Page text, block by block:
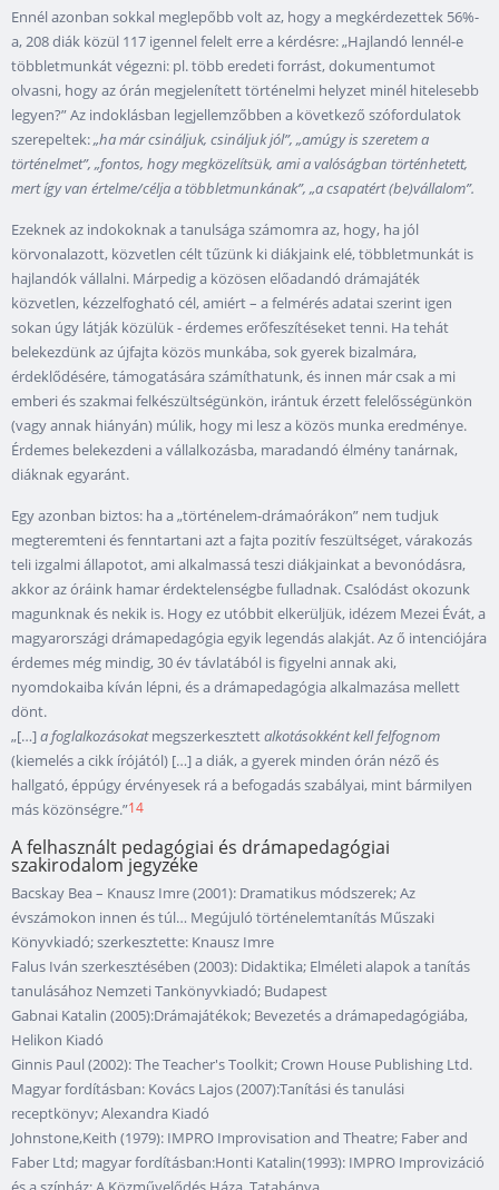
Ennél azonban sokkal meglepőbb volt az, hogy a megkérdezettek 56%-
a, 208 diák közül 117 igennel felelt erre a kérdésre: „Hajlandó lennél-e
többletmunkát végezni: pl. több eredeti forrást, dokumentumot
olvasni, hogy az órán megjelenített történelmi helyzet minél hitelesebb
legyen?” Az indoklásban legjellemzőbben a következő szófordulatok
szerepeltek:„ha már csináljuk, csináljuk jól”, „amúgy is szeretem a
történelmet”, „fontos, hogy megközelítsük, ami a valóságban történhetett,
mert így van értelme/célja a többletmunkának”, „a csapatért (be)vállalom”.
Ezeknek az indokoknak a tanulsága számomra az, hogy, ha jól
körvonalazott, közvetlen célt tűzünk ki diákjaink elé, többletmunkát is
hajlandók vállalni. Márpedig a közösen előadandó drámajáték
közvetlen, kézzelfogható cél, amiért – a felmérés adatai szerint igen
sokan úgy látják közülük - érdemes erőfeszítéseket tenni. Ha tehát
belekezdünk az újfajta közös munkába, sok gyerek bizalmára,
érdeklődésére, támogatására számíthatunk, és innen már csak a mi
emberi és szakmai felkészültségünkön, irántuk érzett felelősségünkön
(vagy annak hiányán) múlik, hogy mi lesz a közös munka eredménye.
Érdemes belekezdeni a vállalkozásba, maradandó élmény tanárnak,
diáknak egyaránt.
Egy azonban biztos: ha a „történelem-drámaórákon” nem tudjuk
megteremteni és fenntartani azt a fajta pozitív feszültséget, várakozás
teli izgalmi állapotot, ami alkalmassá teszi diákjainkat a bevonódásra,
akkor az óráink hamar érdektelenségbe fulladnak. Csalódást okozunk
magunknak és nekik is. Hogy ez utóbbit elkerüljük, idézem Mezei Évát, a
magyarországi drámapedagógia egyik legendás alakját. Az ő intenciójára
érdemes még mindig, 30 év távlatából is figyelni annak aki,
nyomdokaiba kíván lépni, és a drámapedagógia alkalmazása mellett
dönt.
„[…]a foglalkozásokatmegszerkesztettalkotásokként kell felfognom
(kiemelés a cikk írójától) […] a diák, a gyerek minden órán néző és
hallgató, éppúgy érvényesek rá a befogadás szabályai, mint bármilyen
más közönségre.”14
A felhasznált pedagógiai és drámapedagógiai
szakirodalom jegyzéke
Bacskay Bea – Knausz Imre (2001): Dramatikus módszerek; Az
évszámokon innen és túl… Megújuló történelemtanítás Műszaki
Könyvkiadó; szerkesztette: Knausz Imre
Falus Iván szerkesztésében (2003): Didaktika; Elméleti alapok a tanítás
tanulásához Nemzeti Tankönyvkiadó; Budapest
Gabnai Katalin (2005):Drámajátékok; Bevezetés a drámapedagógiába,
Helikon Kiadó
Ginnis Paul (2002): The Teacher's Toolkit; Crown House Publishing Ltd.
Magyar fordításban: Kovács Lajos (2007):Tanítási és tanulási
receptkönyv; Alexandra Kiadó
Johnstone,Keith (1979): IMPRO Improvisation and Theatre; Faber and
Faber Ltd; magyar fordításban:Honti Katalin(1993): IMPRO Improvizáció